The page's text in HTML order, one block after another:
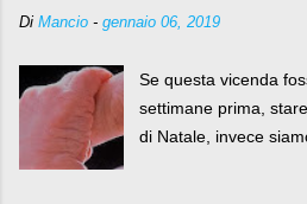
Di Mancio - gennaio 06, 2019
Se questa vicenda
settimane prima,
di Natale, invece
e la Befana, visto il